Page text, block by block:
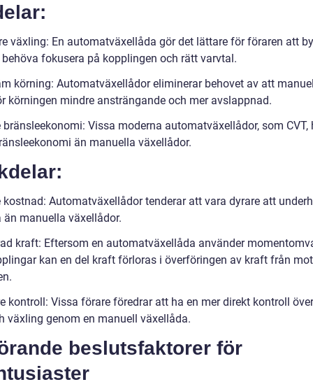
växling: En automatväxellåda gör det lättare för föraren att
fokusera på kopplingen och rätt varvtal.
körning: Automatväxellådor eliminerar behovet av att
körningen mindre ansträngande och mer avslappnad.
Vissa moderna automatväxellådor, som CVT,
än manuella växellådor.
kostnad: Automatväxellådor tenderar att vara dyrare att
än manuella växellådor.
kraft: Eftersom en automatväxellåda använder
kan en del kraft förloras i överföringen av kraft från
kontroll: Vissa förare föredrar att ha en mer direkt kontroll
växling genom en manuell växellåda.
beslutsfaktorer för